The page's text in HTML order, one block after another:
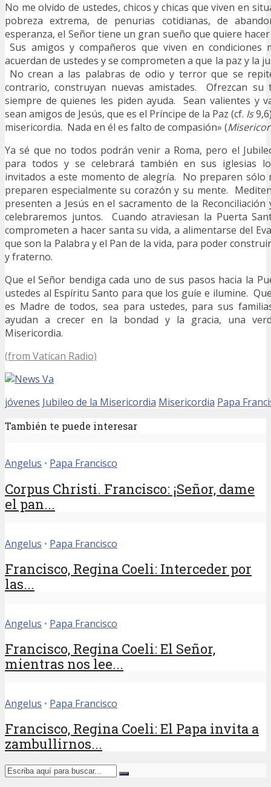
No me olvido de ustedes, chicos y chicas que viven en
pobreza extrema, de penurias cotidianas, de
esperanza, el Señor tiene un gran sueño que quiere
Sus amigos y compañeros que viven en condiciones
acuerdan de ustedes y se comprometen a que la paz y la
No crean a las palabras de odio y terror que se
contrario, construyan nuevas amistades. Ofrezcan su
siempre de quienes les piden ayuda. Sean valientes y
sean amigos de Jesús, que es el Príncipe de la Paz (cf. Is
misericordia. Nada en él es falto de compasión» (
Ya sé que no todos podrán venir a Roma, pero el
para todos y se celebrará también en sus iglesias
invitados a este momento de alegría. No preparen sólo
preparen especialmente su corazón y su mente.
presenten a Jesús en el sacramento de la Reconciliación
celebraremos juntos. Cuando atraviesan la Puerta
comprometen a hacer santa su vida, a alimentarse del
que son la Palabra y el Pan de la vida, para poder
y fraterno.
Que el Señor bendiga cada uno de sus pasos hacia la
ustedes al Espíritu Santo para que los guíe e ilumine.
es Madre de todos, sea para ustedes, para sus
ayudan a crecer en la bondad y la gracia, una
Misericordia.
(from Vatican Radio)
jóvenes Jubileo de la Misericordia Misericordia Papa
También te puede interesar
Angelus • Papa Francisco
Corpus Christi. Francisco: ¡Señor, dame
el pan...
Angelus • Papa Francisco
Francisco, Regina Coeli: Interceder por
las...
Angelus • Papa Francisco
Francisco, Regina Coeli: El Señor,
mientras nos lee...
Angelus • Papa Francisco
Francisco, Regina Coeli: El Papa invita a
zambullirnos...